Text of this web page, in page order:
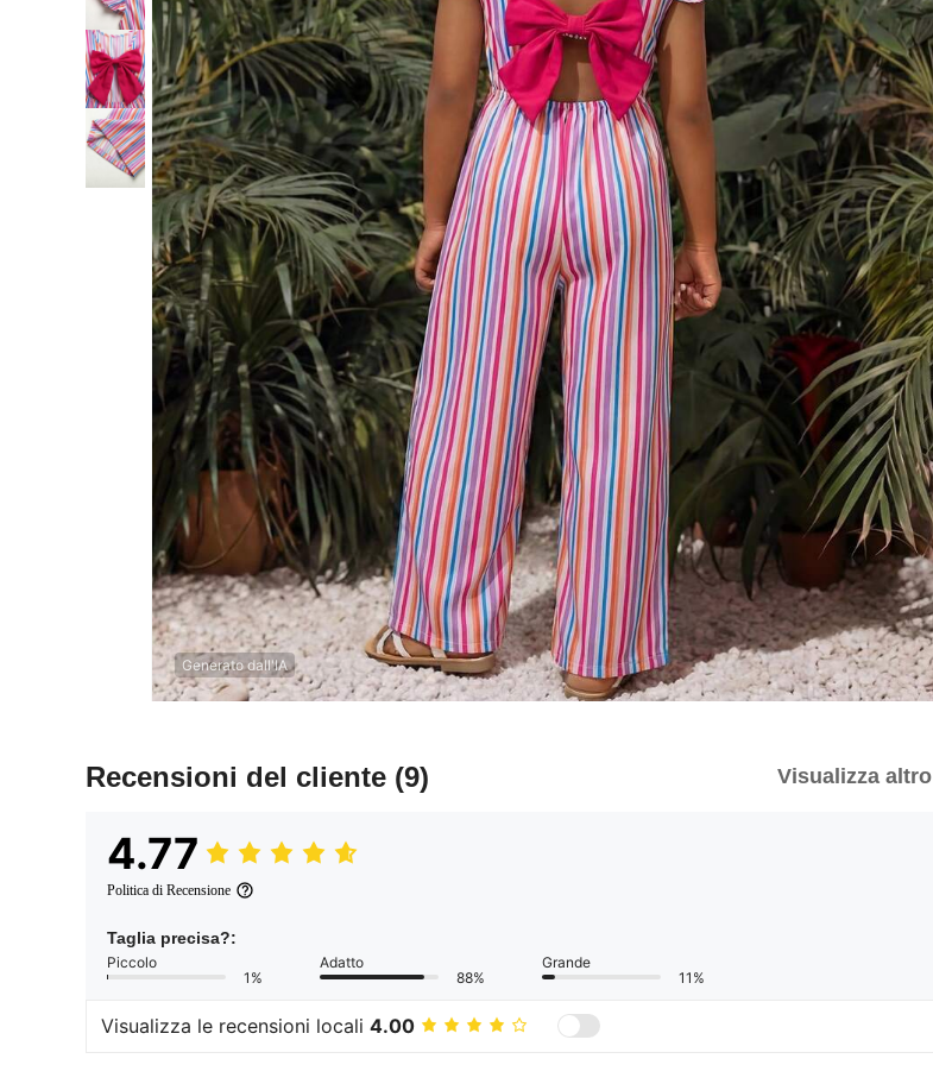
Generato dall'IA
Recensioni del cliente (9) Visualizza altro
4.77
Politica di Recensione
Taglia precisa?:
Piccolo
1%
Adatto
88%
Grande
11%
Visualizza le recensioni locali 4.00